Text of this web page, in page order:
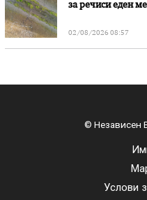
за речиси еден
02/08/2026 08:57
© Независен
Услови